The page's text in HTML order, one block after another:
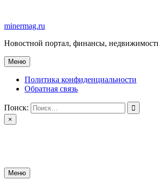
содержимому
minermag.ru
Новостной портал, финансы,
Меню
Политика конфиденциальности
Обратная связь
Поиск:
×
Меню